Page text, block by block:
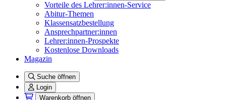
Vorteile des Lehrer:innen-Service
Abitur-Themen
Klassensatzbestellung
Ansprechpartner:innen
Lehrer:innen-Prospekte
Kostenlose Downloads
Magazin
Suche öffnen
Login
Warenkorb öffnen